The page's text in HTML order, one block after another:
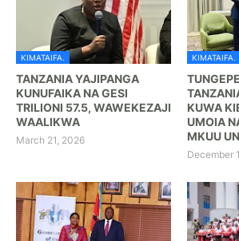
KIMATAIFA.
TANZANIA YAJIPANGA
KUNUFAIKA NA GESI
TRILIONI 57.5, WAWEKEZAJI
WAALIKWA
March 21, 2026
KIMATAIFA.
KUWA
UMOIA
MKUU UN
December